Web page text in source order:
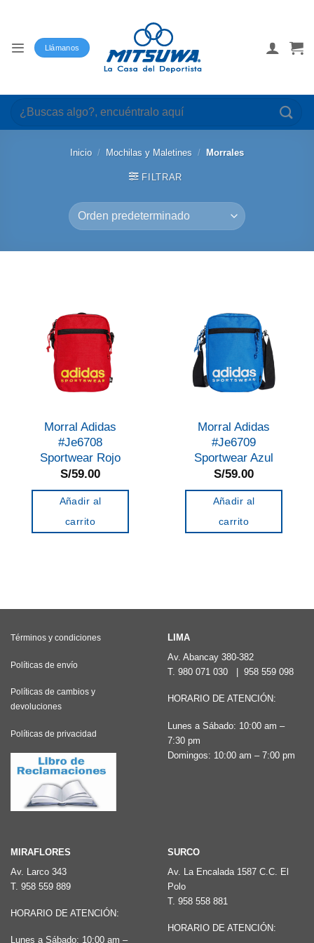
Llámanos
Buscar
por:
Inicio / Mochilas y Maletines / Morrales
FILTRAR
Morral Adidas
#Je6708
Sportwear Rojo
S/59.00
Añadir al
carrito
Morral Adidas
#Je6709
Sportwear Azul
S/59.00
Añadir al
carrito
Términos y condiciones
Políticas de envío
Políticas de cambios y
devoluciones
Políticas de privacidad
LIMA
Av. Abancay 380-382
T. 980 071 030 958 559 098
HORARIO DE ATENCIÓN:
Lunes a Sábado: 10:00 am –
7:30 pm
Domingos: 10:00 am – 7:00 pm
MIRAFLORES
Av. Larco 343
T. 958 559 889
HORARIO DE ATENCIÓN:
Lunes a Sábado: 10:00 am –
SURCO
Av. La Encalada 1587 C.C. El
Polo
T. 958 558 881
HORARIO DE ATENCIÓN: